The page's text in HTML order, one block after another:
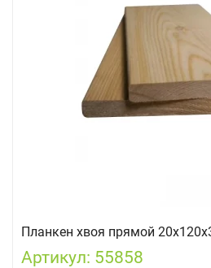
Планкен хвоя прямой
Артикул: 55858